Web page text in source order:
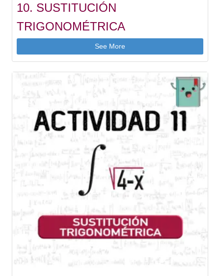
10. SUSTITUCIÓN
TRIGONOMÉTRICA
See More